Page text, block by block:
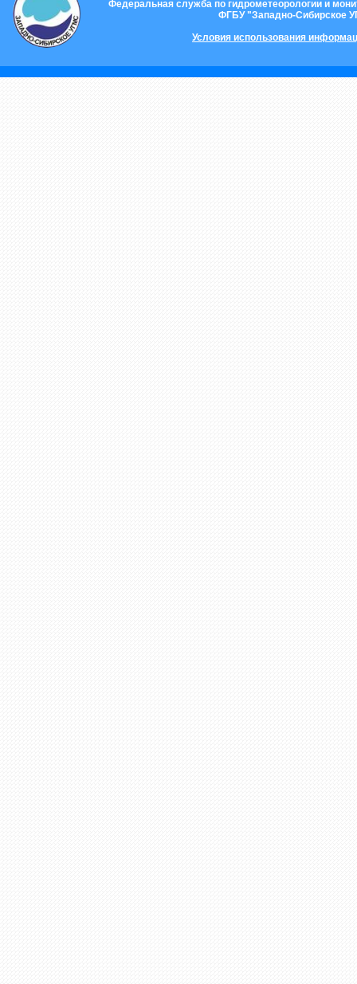
Федеральная служба по гидрометеорологии и
ФГБУ "Западно-Сибирское
Условия использования